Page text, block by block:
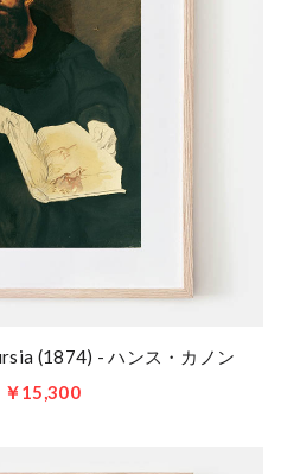
(1874) - ハンス・カノン
￥15,300